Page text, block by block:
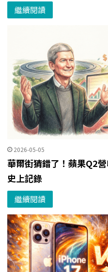
繼續閱讀
2026-05-05
華爾街猜錯了！蘋果Q2
史上記錄
繼續閱讀